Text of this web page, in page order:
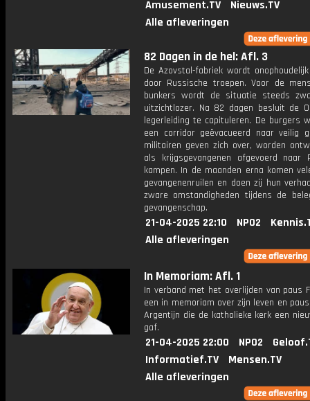
Amusement.TV
Nieuws.TV
Alle afleveringen
82 Dagen in de hel: Afl. 3
De Azovstal-fabriek wordt
door Russische troepen. Voor de
bunkers wordt de situatie steeds
uitzichtlozer. Na 82 dagen besluit de
legerleiding te capituleren. De burgers
een corridor geëvacueerd naar veilig
militairen geven zich over, worden
als krijgsgevangenen afgevoerd naar
kampen. In de maanden erna komen
gevangenenruilen en doen zij hun
zware omstandigheden tijdens de
gevangenschap.
21-04-2025 22:10 NPO2
Alle afleveringen
In Memoriam: Afl. 1
In verband met het overlijden van paus
een in memoriam over zijn leven en
Argentijn die de katholieke kerk een
gaf.
21-04-2025 22:00 NPO2
Informatief.TV
Mensen.TV
Alle afleveringen